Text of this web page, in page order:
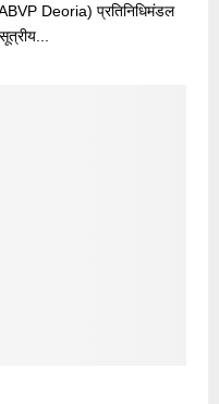
Deoria) प्रतिनिधिमंडल